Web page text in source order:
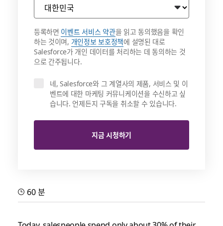
등록하면 이벤트 서비스 약관을 읽고 동의했음을 확인
하는 것이며, 개인정보 보호정책에 설명된 대로
Salesforce가 개인 데이터를 처리하는 데 동의하는 것
으로 간주됩니다.
네, Salesforce와 그 계열사의 제품, 서비스 및 이
벤트에 대한 마케팅 커뮤니케이션을 수신하고 싶
습니다. 언제든지 구독을 취소할 수 있습니다.
지금 시청하기
60 분